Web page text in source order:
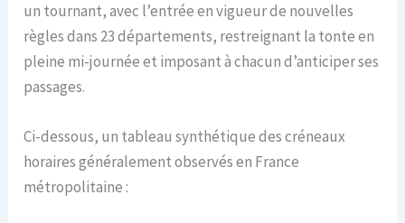
un tournant, avec l’entrée en vigueur de nouvelles
règles dans 23 départements, restreignant la tonte en
pleine mi-journée et imposant à chacun d’anticiper ses
passages.
Ci-dessous, un tableau synthétique des créneaux
horaires généralement observés en France
métropolitaine :